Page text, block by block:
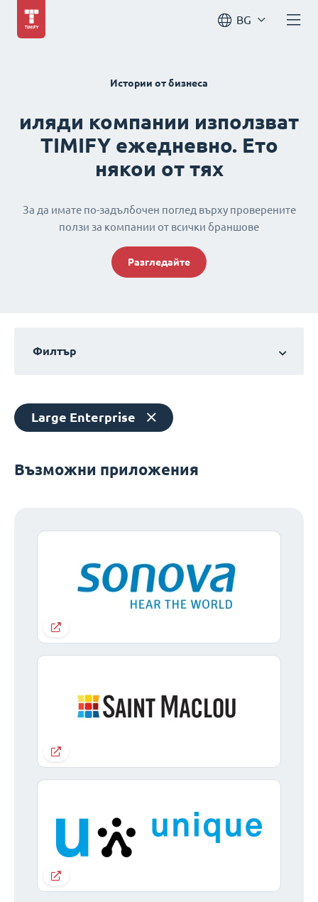
BG
Истории от бизнеса
иляди компании използват
TIMIFY ежедневно. Ето
някои от тях
За да имате по-задълбочен поглед върху проверените
ползи за компании от всички браншове
Разгледайте
Филтър
Large Enterprise
Възможни приложения